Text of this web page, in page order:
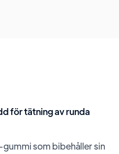
för tätning av runda
som bibehåller sin